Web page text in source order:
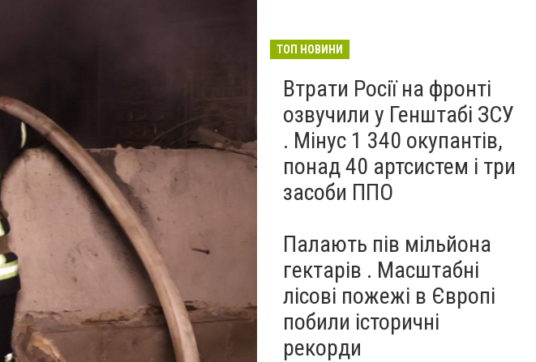
ТОП НОВИНИ
Втрати Росії на фронті
озвучили у Генштабі ЗСУ
. Мінус 1 340 окупантів,
понад 40 артсистем і три
засоби ППО
Палають пів мільйона
гектарів . Масштабні
лісові пожежі в Європі
побили історичні
рекорди